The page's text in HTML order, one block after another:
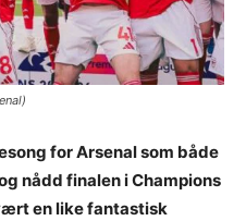
for Arsenal som både
nådd finalen i Champions
en like fantastisk